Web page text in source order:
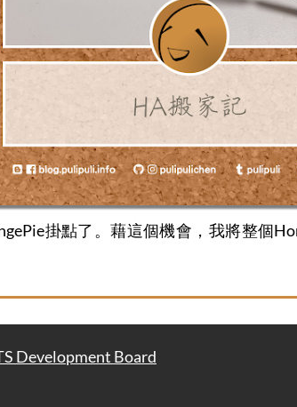
掛點了。藉這個機會，我將整個
Development Board